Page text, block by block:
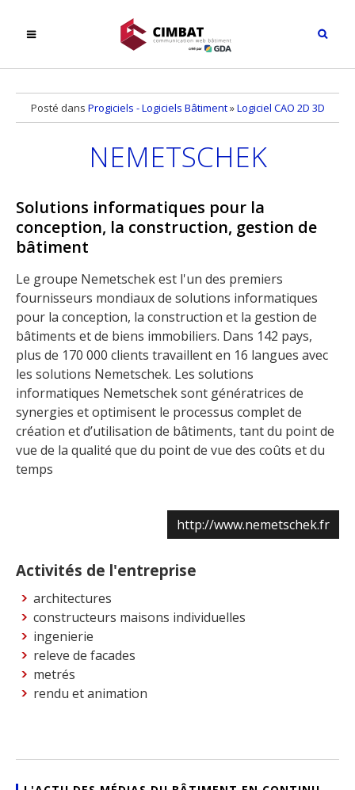
Posté dans Progiciels - Logiciels Bâtiment»Logiciel CAO 2D 3D
NEMETSCHEK
Solutions informatiques pour la
conception, la construction, gestion de
bâtiment
Le groupe Nemetschek est l'un des premiers
fournisseurs mondiaux de solutions informatiques
pour la conception, la construction et la gestion de
bâtiments et de biens immobiliers. Dans 142 pays,
plus de 170 000 clients travaillent en 16 langues avec
les solutions Nemetschek. Les solutions
informatiques Nemetschek sont génératrices de
synergies et optimisent le processus complet de
création et d’utilisation de bâtiments, tant du point de
vue de la qualité que du point de vue des coûts et du
temps
http://www.nemetschek.fr
Activités de l'entreprise
architectures
constructeurs maisons individuelles
ingenierie
releve de facades
metrés
rendu et animation